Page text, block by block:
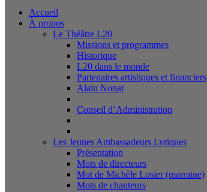
Accueil
À propos
Le Théâtre L20
Missions et programmes
Historique
L20 dans le monde
Partenaires artistiques et financiers
Alain Nonat
Conseil d’Administration
Les Jeunes Ambassadeurs Lyriques
Présentation
Mots de directeurs
Mot de Michèle Losier (marraine)
Mots de chanteurs